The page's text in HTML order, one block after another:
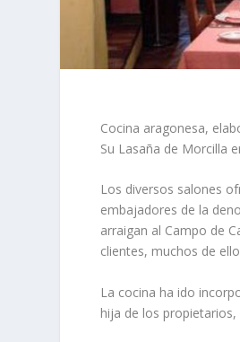
Cocina aragonesa,
Su Lasaña de Morcilla
Los diversos salones
embajadores de la
arraigan al Campo de
clientes, muchos de
La cocina ha ido
hija de los propietarios,